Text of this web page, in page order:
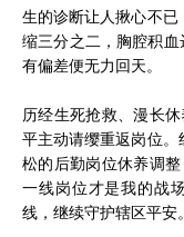
生的诊断让人揪心不
缩三分之二，胸腔积血
有偏差便无力回天。
历经生死抢救、漫长
平主动请缨重返岗位
松的后勤岗位休养调
一线岗位才是我的战
线，继续守护辖区平安。